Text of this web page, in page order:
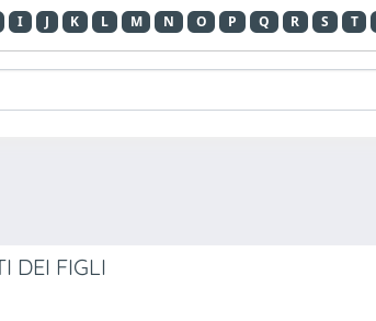
I J K L M N O P Q R S T
DEI FIGLI